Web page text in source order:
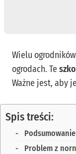
Wielu
ogrodach. Te
Ważne jest, aby
Spis treści:
Podsumowanie
Problem z